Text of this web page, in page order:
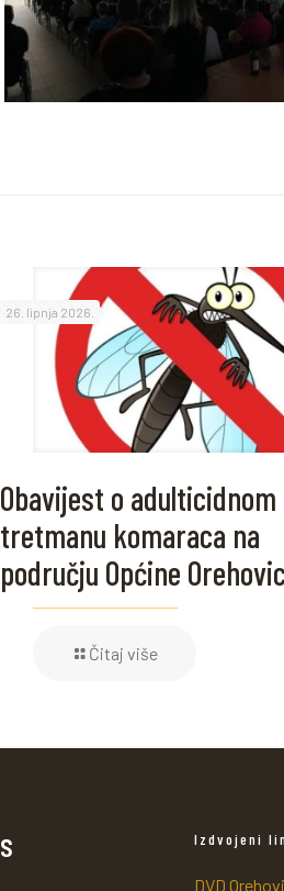
26. lipnja 2026.
Obavijest o adulticidnom
tretmanu komaraca na
području Općine
Čitaj više
Izdvojeni
DVD